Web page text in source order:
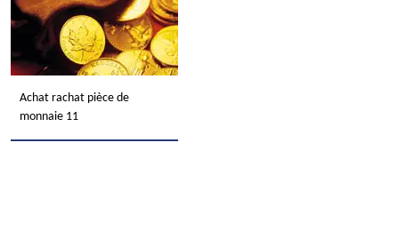
Achat rachat pièce de
monnaie 11